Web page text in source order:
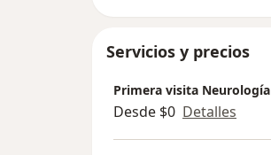
Servicios y precios
Primera visita Neurología
Desde $0 Detalles